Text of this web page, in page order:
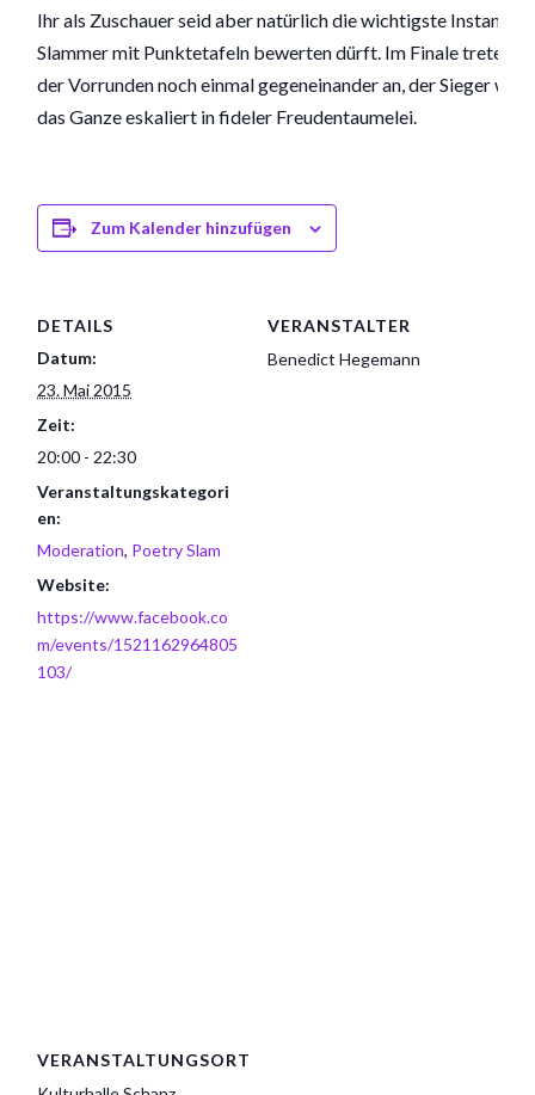
Ihr als Zuschauer seid aber natürlich die wichtigste Instanz,
Slammer mit Punktetafeln bewerten dürft. Im Finale treten
der Vorrunden noch einmal gegeneinander an, der Sieger
das Ganze eskaliert in fideler Freudentaumelei.
Zum Kalender hinzufügen
DETAILS
Datum:
23. Mai 2015
Zeit:
20:00 - 22:30
Veranstaltungskategori
en:
Moderation, Poetry Slam
Website:
https://www.facebook.co
m/events/1521162964805
103/
VERANSTALTER
Benedict Hegemann
VERANSTALTUNGSORT